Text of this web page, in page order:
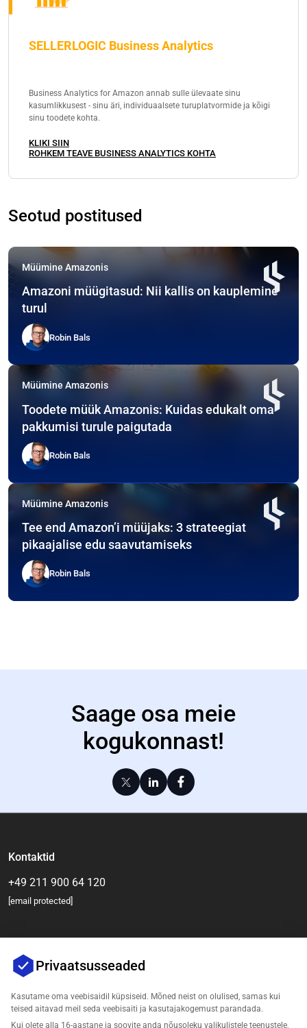
SELLERLOGIC Business Analytics
Business Analytics for Amazon annab sulle ülevaate sinu
kasumlikkusest - sinu äri, individuaalsete turuplatvormide ja kõigi
sinu toodete kohta.
KLIKI SIIN
ROHKEM TEAVE BUSINESS ANALYTICS KOHTA
Seotud postitused
Müümine Amazonis
Amazoni müügitasud: Nii kallis on kauplemine
turul
Robin Bals
Müümine Amazonis
Toodete müük Amazonis: Kuidas edukalt oma
pakkumisi turule paigutada
Robin Bals
Müümine Amazonis
Tee end Amazon’i müüjaks: 3 strateegiat
pikaajalise edu saavutamiseks
Robin Bals
Saage osa meie
kogukonnast!
Kontaktid
+49 211 900 64 120
[email protected]
Privaatsusseaded
Kasutame oma veebisaidil küpsiseid. Mõned neist on olulised, samas kui
teised aitavad meil seda veebisaiti ja kasutajakogemust parandada.
Kui olete alla 16-aastane ja soovite anda nõusoleku valikulistele teenustele,